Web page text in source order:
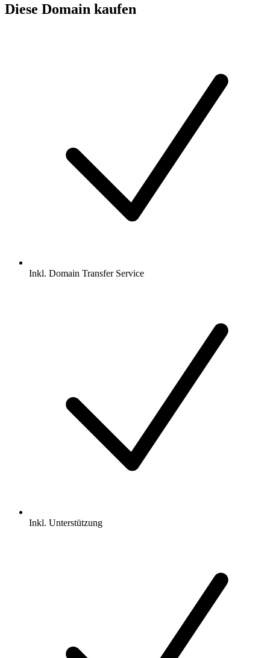
Diese Domain kaufen
Inkl. Domain Transfer Service
Inkl. Unterstützung